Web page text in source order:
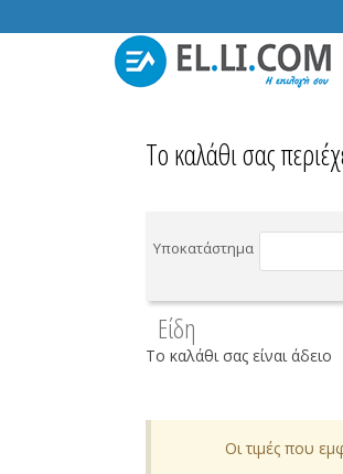
Το καλάθι σας
Υποκατάστημα
Είδη
Tο καλάθι σας είναι άδειο
Οι τιμές που